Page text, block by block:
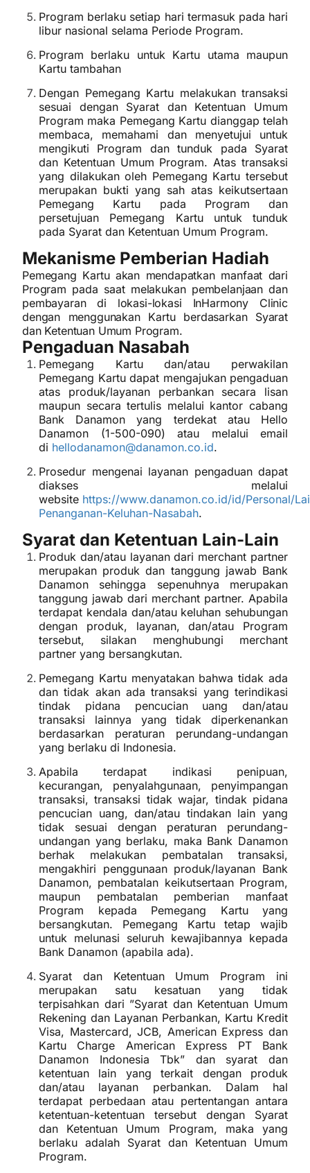
Program berlaku setiap hari termasuk pada hari
libur nasional selama Periode Program.
Program berlaku untuk Kartu utama maupun
Kartu tambahan
Dengan Pemegang Kartu melakukan transaksi
sesuai dengan Syarat dan Ketentuan Umum
Program maka Pemegang Kartu dianggap telah
membaca, memahami dan menyetujui untuk
mengikuti Program dan tunduk pada Syarat
dan Ketentuan Umum Program. Atas transaksi
yang dilakukan oleh Pemegang Kartu tersebut
merupakan bukti yang sah atas keikutsertaan
Pemegang Kartu pada Program dan
persetujuan Pemegang Kartu untuk tunduk
pada Syarat dan Ketentuan Umum Program.
Mekanisme Pemberian Hadiah
Pemegang Kartu akan mendapatkan manfaat dari
Program pada saat melakukan pembelanjaan dan
pembayaran di lokasi-lokasi InHarmony Clinic
dengan menggunakan Kartu berdasarkan Syarat
dan Ketentuan Umum Program.
Pengaduan Nasabah
Pemegang Kartu dan/atau perwakilan
Pemegang Kartu dapat mengajukan pengaduan
atas produk/layanan perbankan secara lisan
maupun secara tertulis melalui kantor cabang
Bank Danamon yang terdekat atau Hello
Danamon (1-500-090) atau melalui email
di hellodanamon@danamon.co.id.
Prosedur mengenai layanan pengaduan dapat
diakses melalui
website https://www.danamon.co.id/id/Personal/
Penanganan-Keluhan-Nasabah.
Syarat dan Ketentuan Lain-Lain
Produk dan/atau layanan dari merchant partner
merupakan produk dan tanggung jawab Bank
Danamon sehingga sepenuhnya merupakan
tanggung jawab dari merchant partner. Apabila
terdapat kendala dan/atau keluhan sehubungan
dengan produk, layanan, dan/atau Program
tersebut, silakan menghubungi merchant
partner yang bersangkutan.
Pemegang Kartu menyatakan bahwa tidak ada
dan tidak akan ada transaksi yang terindikasi
tindak pidana pencucian uang dan/atau
transaksi lainnya yang tidak diperkenankan
berdasarkan peraturan perundang-undangan
yang berlaku di Indonesia.
Apabila terdapat indikasi penipuan,
kecurangan, penyalahgunaan, penyimpangan
transaksi, transaksi tidak wajar, tindak pidana
pencucian uang, dan/atau tindakan lain yang
tidak sesuai dengan peraturan perundang-
undangan yang berlaku, maka Bank Danamon
berhak melakukan pembatalan transaksi,
mengakhiri penggunaan produk/layanan Bank
Danamon, pembatalan keikutsertaan Program,
maupun pembatalan pemberian manfaat
Program kepada Pemegang Kartu yang
bersangkutan. Pemegang Kartu tetap wajib
untuk melunasi seluruh kewajibannya kepada
Bank Danamon (apabila ada).
Syarat dan Ketentuan Umum Program ini
merupakan satu kesatuan yang tidak
terpisahkan dari ”Syarat dan Ketentuan Umum
Rekening dan Layanan Perbankan, Kartu Kredit
Visa, Mastercard, JCB, American Express dan
Kartu Charge American Express PT Bank
Danamon Indonesia Tbk” dan syarat dan
ketentuan lain yang terkait dengan produk
dan/atau layanan perbankan. Dalam hal
terdapat perbedaan atau pertentangan antara
ketentuan-ketentuan tersebut dengan Syarat
dan Ketentuan Umum Program, maka yang
berlaku adalah Syarat dan Ketentuan Umum
Program.